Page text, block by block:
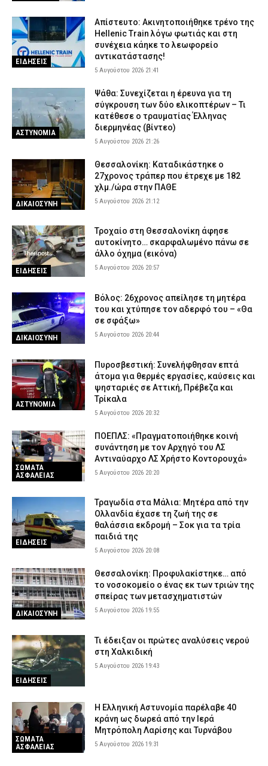
ΕΙΔΗΣΕΙΣ
Απίστευτο: Ακινητοποιήθηκε τρένο της
Hellenic Train λόγω φωτιάς και στη
συνέχεια κάηκε το λεωφορείο
αντικατάστασης!
5 Αυγούστου 2026 21:41
ΑΣΤΥΝΟΜΙΑ
Ψάθα: Συνεχίζεται η έρευνα για τη
σύγκρουση των δύο ελικοπτέρων – Τι
κατέθεσε ο τραυματίας Έλληνας
διερμηνέας (βίντεο)
5 Αυγούστου 2026 21:26
ΔΙΚΑΙΟΣΥΝΗ
Θεσσαλονίκη: Καταδικάστηκε ο
27χρονος τράπερ που έτρεχε με 182
χλμ./ώρα στην ΠΑΘΕ
5 Αυγούστου 2026 21:12
ΕΙΔΗΣΕΙΣ
Τροχαίο στη Θεσσαλονίκη άφησε
αυτοκίνητο… σκαρφαλωμένο πάνω σε
άλλο όχημα (εικόνα)
5 Αυγούστου 2026 20:57
ΔΙΚΑΙΟΣΥΝΗ
Βόλος: 26χρονος απείλησε τη μητέρα
του και χτύπησε τον αδερφό του – «Θα
σε σφάξω»
5 Αυγούστου 2026 20:44
ΑΣΤΥΝΟΜΙΑ
Πυροσβεστική: Συνελήφθησαν επτά
άτομα για θερμές εργασίες, καύσεις και
ψησταριές σε Αττική, Πρέβεζα και
Τρίκαλα
5 Αυγούστου 2026 20:32
ΣΩΜΑΤΑ
ΑΣΦΑΛΕΙΑΣ
ΠΟΕΠΛΣ: «Πραγματοποιήθηκε κοινή
συνάντηση με τον Αρχηγό του ΛΣ
Αντιναύαρχο ΛΣ Χρήστο Κοντορουχά»
5 Αυγούστου 2026 20:20
ΕΙΔΗΣΕΙΣ
Τραγωδία στα Μάλια: Μητέρα από την
Ολλανδία έχασε τη ζωή της σε
θαλάσσια εκδρομή – Σοκ για τα τρία
παιδιά της
5 Αυγούστου 2026 20:08
ΔΙΚΑΙΟΣΥΝΗ
Θεσσαλονίκη: Προφυλακίστηκε… από
το νοσοκομείο ο ένας εκ των τριών της
σπείρας των μετασχηματιστών
5 Αυγούστου 2026 19:55
ΕΙΔΗΣΕΙΣ
Τι έδειξαν οι πρώτες αναλύσεις νερού
στη Χαλκιδική
5 Αυγούστου 2026 19:43
ΣΩΜΑΤΑ
ΑΣΦΑΛΕΙΑΣ
Η Ελληνική Αστυνομία παρέλαβε 40
κράνη ως δωρεά από την Ιερά
Μητρόπολη Λαρίσης και Τυρνάβου
5 Αυγούστου 2026 19:31